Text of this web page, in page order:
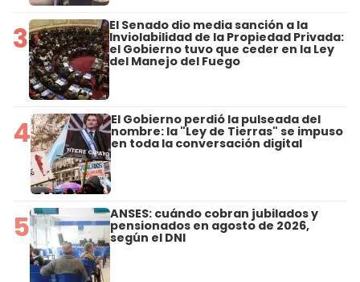
3 El Senado dio media sanción a la
Inviolabilidad de la Propiedad Privada:
el Gobierno tuvo que ceder en la Ley
del Manejo del Fuego
4 El Gobierno perdió la pulseada del
nombre: la "Ley de Tierras" se impuso
en toda la conversación digital
5 ANSES: cuándo cobran jubilados y
pensionados en agosto de 2026,
según el DNI